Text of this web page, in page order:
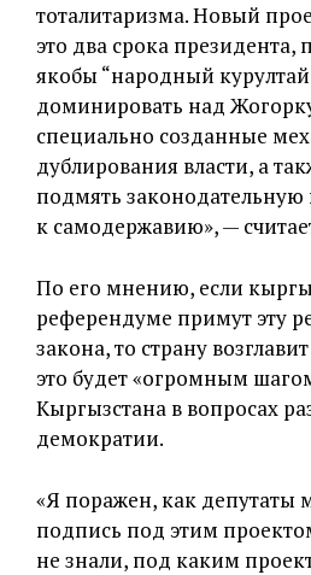
тоталитаризма. Новый
это два срока
якобы “народный
доминировать над
специально созданные
дублирования власти, а
подмять законодательную
к самодержавию», —
По его мнению, если
референдуме примут эту
закона, то страну
это будет «огромным
Кыргызстана в вопросах
демократии.
«Я поражен, как депутаты
подпись под этим
не знали, под каким